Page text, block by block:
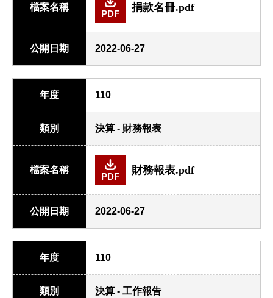
檔案名稱
PDF
捐款名冊.pdf
公開日期 2022-06-27
年度 110
類別 決算 - 財務報表
檔案名稱
PDF
財務報表.pdf
公開日期 2022-06-27
年度 110
類別 決算 - 工作報告